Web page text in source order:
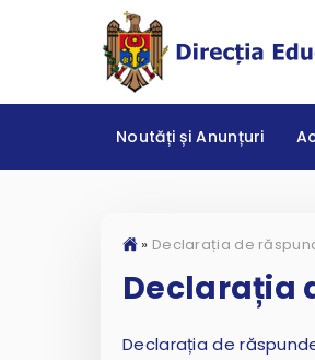
Noutăți și Anunțuri
» Declarația de
Declarația
Declarația de